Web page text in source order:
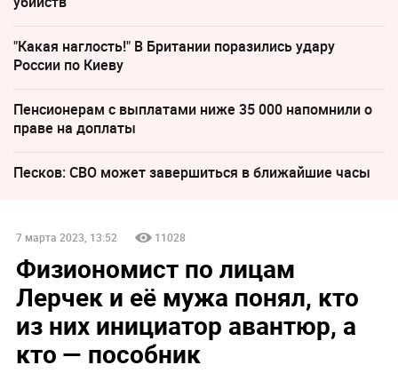
"Какая наглость!" В Британии поразились удару
России по Киеву
Пенсионерам с выплатами ниже 35 000 напомнили о
праве на доплаты
Песков: СВО может завершиться в ближайшие часы
7 марта 2023, 13:52 11028
Физиономист по лицам
Лерчек и её мужа понял, кто
из них инициатор авантюр, а
кто — пособник